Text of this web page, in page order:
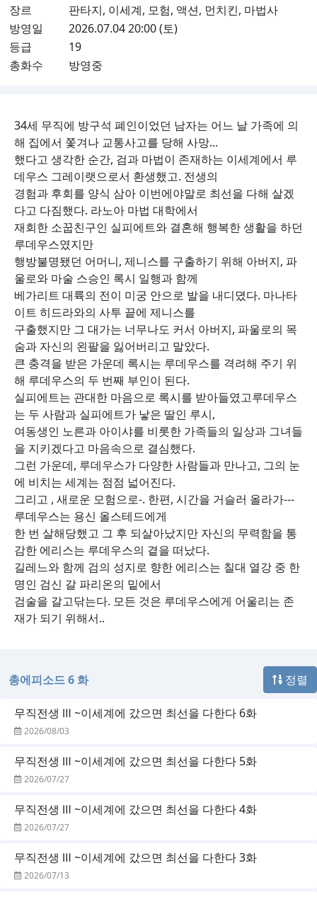
장르
판타지, 이세계, 모험, 액션, 먼치킨, 마법사
방영일
2026.07.04 20:00 (토)
등급
19
총화수
방영중
34세 무직에 방구석 폐인이었던 남자는 어느 날 가족에 의
해 집에서 쫓겨나 교통사고를 당해 사망...
했다고 생각한 순간, 검과 마법이 존재하는 이세계에서 루
데우스 그레이랫으로서 환생했고. 전생의
경험과 후회를 양식 삼아 이번에야말로 최선을 다해 살겠
다고 다짐했다. 라노아 마법 대학에서
재회한 소꿉친구인 실피에트와 결혼해 행복한 생활을 하던
루데우스였지만
행방불명됐던 어머니, 제니스를 구출하기 위해 아버지, 파
울로와 마술 스승인 록시 일행과 함께
베가리트 대륙의 전이 미궁 안으로 발을 내디뎠다. 마나타
이트 히드라와의 사투 끝에 제니스를
구출했지만 그 대가는 너무나도 커서 아버지, 파울로의 목
숨과 자신의 왼팔을 잃어버리고 말았다.
큰 충격을 받은 가운데 록시는 루데우스를 격려해 주기 위
해 루데우스의 두 번째 부인이 된다.
실피에트는 관대한 마음으로 록시를 받아들였고루데우스
는 두 사람과 실피에트가 낳은 딸인 루시,
여동생인 노른과 아이샤를 비롯한 가족들의 일상과 그녀들
을 지키겠다고 마음속으로 결심했다.
그런 가운데, 루데우스가 다양한 사람들과 만나고, 그의 눈
에 비치는 세계는 점점 넓어진다.
그리고 , 새로운 모험으로-. 한편, 시간을 거슬러 올라가---
루데우스는 용신 올스테드에게
한 번 살해당했고 그 후 되살아났지만 자신의 무력함을 통
감한 에리스는 루데우스의 곁을 떠났다.
길레느와 함께 검의 성지로 향한 에리스는 칠대 열강 중 한
명인 검신 갈 파리온의 밑에서
검술을 갈고닦는다. 모든 것은 루데우스에게 어울리는 존
재가 되기 위해서..
총에피소드 6 화 정렬
무직전생 Ⅲ ~이세계에 갔으면 최선을 다한다 6화
2026/08/03
무직전생 Ⅲ ~이세계에 갔으면 최선을 다한다 5화
2026/07/27
무직전생 Ⅲ ~이세계에 갔으면 최선을 다한다 4화
2026/07/27
무직전생 Ⅲ ~이세계에 갔으면 최선을 다한다 3화
2026/07/13